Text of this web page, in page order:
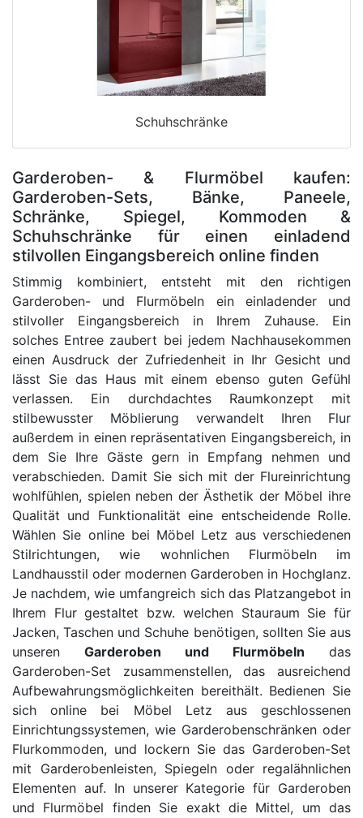
Schuhschränke
Garderoben- & Flurmöbel kaufen:
Garderoben-Sets, Bänke, Paneele,
Schränke, Spiegel, Kommoden &
Schuhschränke für einen einladend
stilvollen Eingangsbereich online finden
Stimmig kombiniert, entsteht mit den richtigen
Garderoben- und Flurmöbeln ein einladender und
stilvoller Eingangsbereich in Ihrem Zuhause. Ein
solches Entree zaubert bei jedem Nachhausekommen
einen Ausdruck der Zufriedenheit in Ihr Gesicht und
lässt Sie das Haus mit einem ebenso guten Gefühl
verlassen. Ein durchdachtes Raumkonzept mit
stilbewusster Möblierung verwandelt Ihren Flur
außerdem in einen repräsentativen Eingangsbereich, in
dem Sie Ihre Gäste gern in Empfang nehmen und
verabschieden. Damit Sie sich mit der Flureinrichtung
wohlfühlen, spielen neben der Ästhetik der Möbel ihre
Qualität und Funktionalität eine entscheidende Rolle.
Wählen Sie online bei Möbel Letz aus verschiedenen
Stilrichtungen, wie wohnlichen Flurmöbeln im
Landhausstil oder modernen Garderoben in Hochglanz.
Je nachdem, wie umfangreich sich das Platzangebot in
Ihrem Flur gestaltet bzw. welchen Stauraum Sie für
Jacken, Taschen und Schuhe benötigen, sollten Sie aus
unseren Garderoben und Flurmöbeln das
Garderoben-Set zusammenstellen, das ausreichend
Aufbewahrungsmöglichkeiten bereithält. Bedienen Sie
sich online bei Möbel Letz aus geschlossenen
Einrichtungssystemen, wie Garderobenschränken oder
Flurkommoden, und lockern Sie das Garderoben-Set
mit Garderobenleisten, Spiegeln oder regalähnlichen
Elementen auf. In unserer Kategorie für Garderoben
und Flurmöbel finden Sie exakt die Mittel, um das